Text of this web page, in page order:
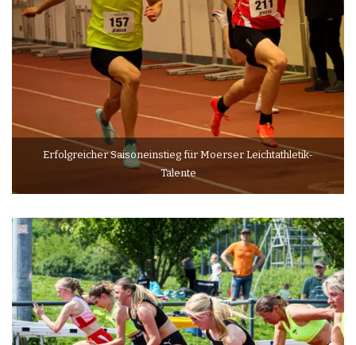
Erfolgreicher Saisoneinstieg für Moerser Leichtathletik-
Talente